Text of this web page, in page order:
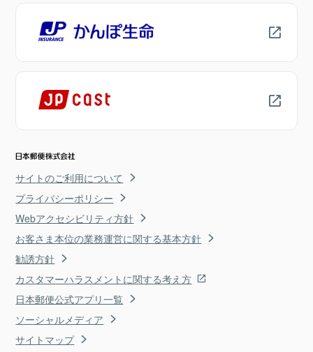
サイトのご利用について
プライバシーポリシー
Webアクセシビリティ方針
お客さま本位の業務運営に関する基本方針
勧誘方針
カスタマーハラスメントに関する考え方
日本郵便公式アプリ一覧
ソーシャルメディア
サイトマップ